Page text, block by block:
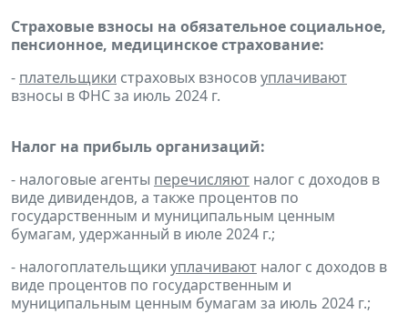
Страховые взносы на обязательное социальное,
пенсионное, медицинское страхование:
- плательщики страховых взносовуплачивают
взносы в ФНС за июль 2024 г.
Налог на прибыль организаций:
- налоговые агенты перечисляют налог с доходов в
виде дивидендов, а также процентов по
государственным и муниципальным ценным
бумагам, удержанный в июле 2024 г.;
- налогоплательщики уплачивают налог с доходов в
виде процентов по государственным и
муниципальным ценным бумагам за июль 2024 г.;